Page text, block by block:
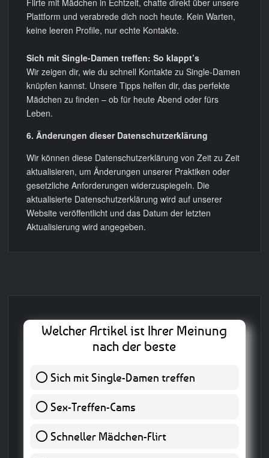
Flirte mit Mädchen in Echtzeit, chatte direkt über unsere
Plattform und verabrede dich noch heute. Kein Warten,
keine leeren Profile, nur echte Kontakte.
Sich mit Single-Damen treffen: So klappt’s
Wir zeigen dir, wie du schnell Kontakte zu Single-Damen
knüpfen kannst. Unsere Tipps helfen dir, das perfekte
Mädchen zu finden – ob für heute Abend oder fürs
Leben.
6. Änderungen dieser Datenschutzerklärung
Wir können diese Datenschutzerklärung von Zeit zu Zeit
aktualisieren, um Änderungen unserer Praktiken oder
gesetzliche Anforderungen widerzuspiegeln. Die
aktualisierte Datenschutzerklärung wird auf unserer
Website veröffentlicht und das Datum der letzten
Aktualisierung wird angegeben.
Welcher Artikel ist Ihrer Meinung
nach der beste
Sich mit Single-Damen treffen1 ( 25 % )
Sex-Treffen-Cams
Schneller Mädchen-Flirt